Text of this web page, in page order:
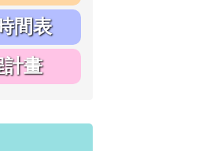
間表
計畫